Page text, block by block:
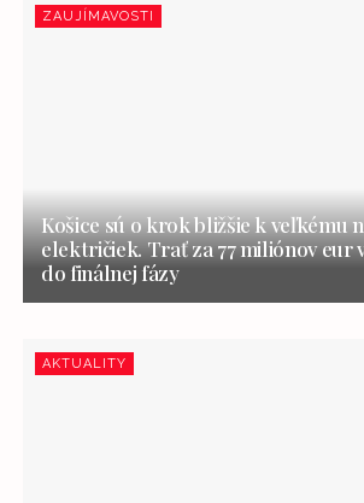
ZAUJÍMAVOSTI
Košice sú o krok bližšie k veľkému
električiek. Trať za 77 miliónov eur
do finálnej fázy
AKTUALITY